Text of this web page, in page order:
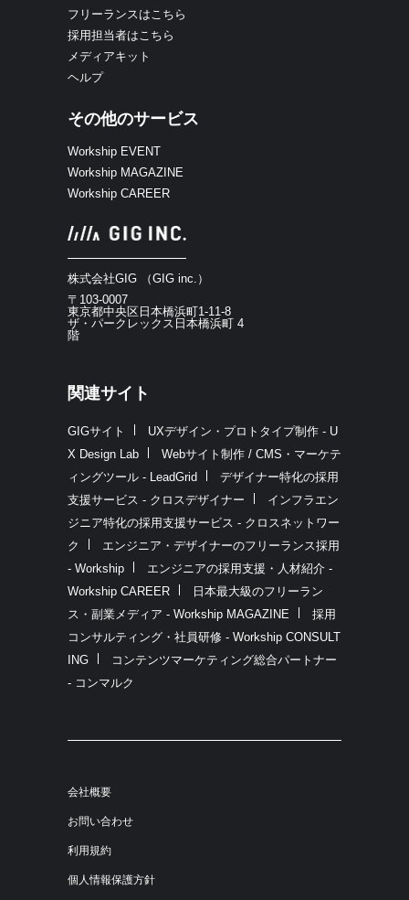
フリーランスはこちら
採用担当者はこちら
メディアキット
ヘルプ
その他のサービス
Workship EVENT
Workship MAGAZINE
Workship CAREER
株式会社GIG （GIG inc.）
〒103-0007
東京都中央区日本橋浜町1-11-8
ザ・パークレックス日本橋浜町 4
階
関連サイト
GIGサイト
UXデザイン・プロトタイプ制作 - U
X Design Lab
Webサイト制作 / CMS・マーケテ
ィングツール - LeadGrid
デザイナー特化の採用
支援サービス - クロスデザイナー
インフラエン
ジニア特化の採用支援サービス - クロスネットワー
ク
エンジニア・デザイナーのフリーランス採用
- Workship
エンジニアの採用支援・人材紹介 -
Workship CAREER
日本最大級のフリーラン
ス・副業メディア - Workship MAGAZINE
採用
コンサルティング・社員研修 - Workship CONSULT
ING
コンテンツマーケティング総合パートナー
- コンマルク
会社概要
お問い合わせ
利用規約
個人情報保護方針